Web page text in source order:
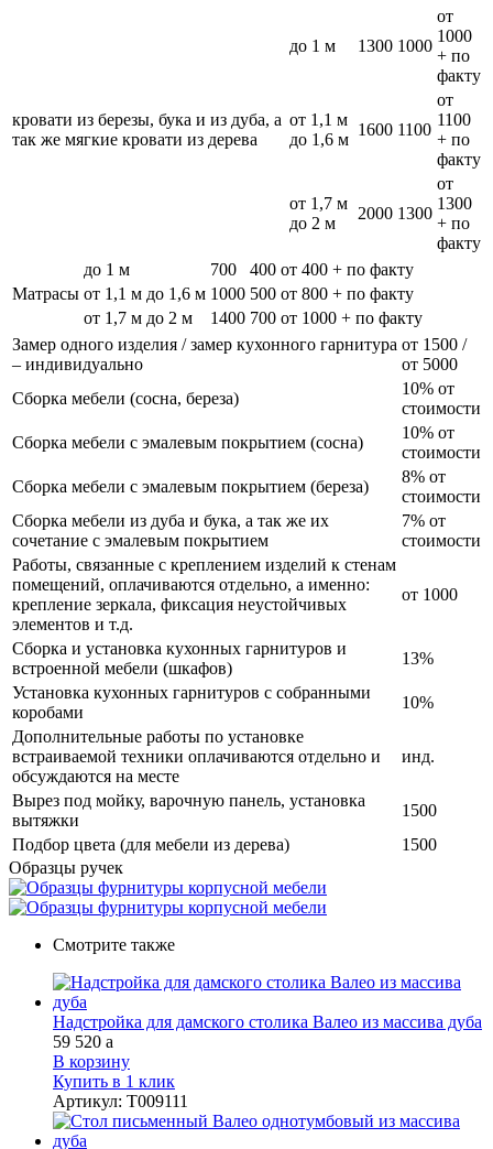
кровати из березы, бука и из дуба, а
так же мягкие кровати из дерева
до 1 м 1300 1000
от
1000
+ по
факту
от 1,1 м
до 1,6 м
1600 1100
от
1100
+ по
факту
от 1,7 м
до 2 м
2000 1300
от
1300
+ по
факту
Матрасы
до 1 м 700 400 от 400 + по факту
от 1,1 м до 1,6 м 1000 500 от 800 + по факту
от 1,7 м до 2 м
1400 700 от 1000 + по факту
Замер одного изделия / замер кухонного гарнитура
– индивидуально
от 1500 /
от 5000
Сборка мебели (сосна, береза)
10% от
стоимости
Сборка мебели с эмалевым покрытием (сосна)
10% от
стоимости
Сборка мебели с эмалевым покрытием (береза)
8% от
стоимости
Сборка мебели из дуба и бука, а так же их
сочетание с эмалевым покрытием
7% от
стоимости
Работы, связанные с креплением изделий к стенам
помещений, оплачиваются отдельно, а именно:
крепление зеркала, фиксация неустойчивых
элементов и т.д.
от 1000
Сборка и установка кухонных гарнитуров и
встроенной мебели (шкафов)
13%
Установка кухонных гарнитуров с собранными
коробами
10%
Дополнительные работы по установке
встраиваемой техники оплачиваются отдельно и
обсуждаются на месте
инд.
Вырез под мойку, варочную панель, установка
вытяжки
1500
Подбор цвета (для мебели из дерева)
1500
Образцы ручек
Смотрите также
Надстройка для дамского столика Валео из массива дуба
59 520 a
В корзину
Купить в 1 клик
Артикул: Т009111